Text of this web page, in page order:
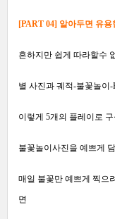
[PART 04] 알아두면 유
흔하지만 쉽게 따라할수
별 사진과 궤적-불꽃놀이
이렇게 5개의 플레이로 구
불꽃놀이사진을 예쁘게
매일 불꽃만 예쁘게 찍으
면